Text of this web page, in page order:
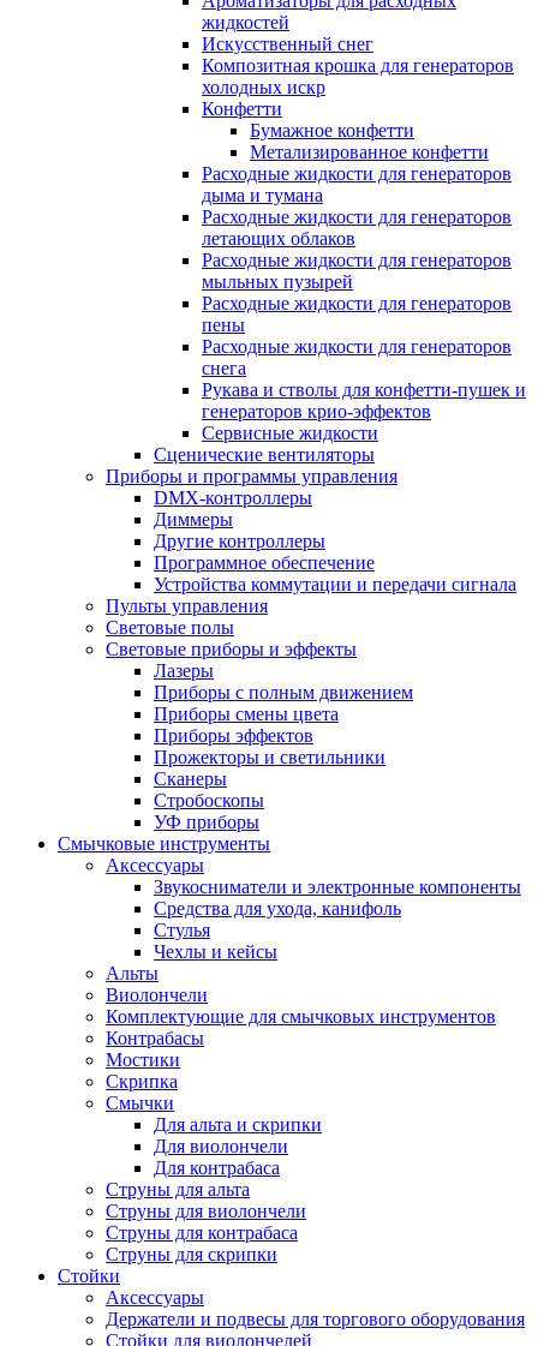
жидкостей
Искусственный снег
Композитная крошка для генераторов
холодных искр
Конфетти
Бумажное конфетти
Метализированное конфетти
Расходные жидкости для генераторов
дыма и тумана
Расходные жидкости для генераторов
летающих облаков
Расходные жидкости для генераторов
мыльных пузырей
Расходные жидкости для генераторов
пены
Расходные жидкости для генераторов
снега
Рукава и стволы для конфетти-пушек и
генераторов крио-эффектов
Сервисные жидкости
Сценические вентиляторы
Приборы и программы управления
DMX-контроллеры
Диммеры
Другие контроллеры
Программное обеспечение
Устройства коммутации и передачи сигнала
Пульты управления
Световые полы
Световые приборы и эффекты
Лазеры
Приборы с полным движением
Приборы смены цвета
Приборы эффектов
Прожекторы и светильники
Сканеры
Стробоскопы
УФ приборы
Смычковые инструменты
Аксессуары
Звукосниматели и электронные компоненты
Средства для ухода, канифоль
Стулья
Чехлы и кейсы
Альты
Виолончели
Комплектующие для смычковых инструментов
Контрабасы
Мостики
Скрипка
Смычки
Для альта и скрипки
Для виолончели
Для контрабаса
Струны для альта
Струны для виолончели
Струны для контрабаса
Струны для скрипки
Стойки
Аксессуары
Держатели и подвесы для торгового оборудования
Стойки для виолончелей